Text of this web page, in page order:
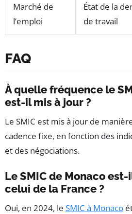
Marché de
l’emploi
État de la
de travail
FAQ
À quelle fréquence le
est-il mis à jour ?
Le SMIC est mis à jour de
cadence fixe, en fonction des
et des négociations.
Le SMIC de Monaco
celui de la France ?
Oui, en 2024, le SMIC à Monaco